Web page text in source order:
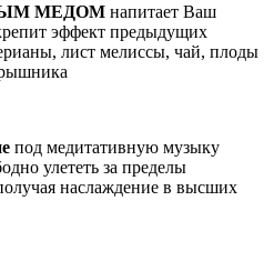
МЕДОМ напитает Ваш
эффект предыдущих
лист мелиссы, чай, плоды
под медитативную музыку
улететь за пределы
наслаждение в высших